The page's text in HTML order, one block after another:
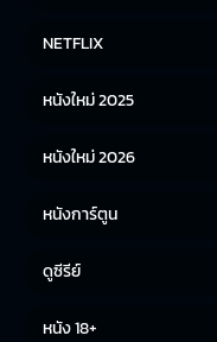
หนังญี่ปุ่น
NETFLIX
หนังใหม่ 2025
หนังใหม่ 2026
หนังการ์ตูน
ดูซีรีย์
หนัง 18+